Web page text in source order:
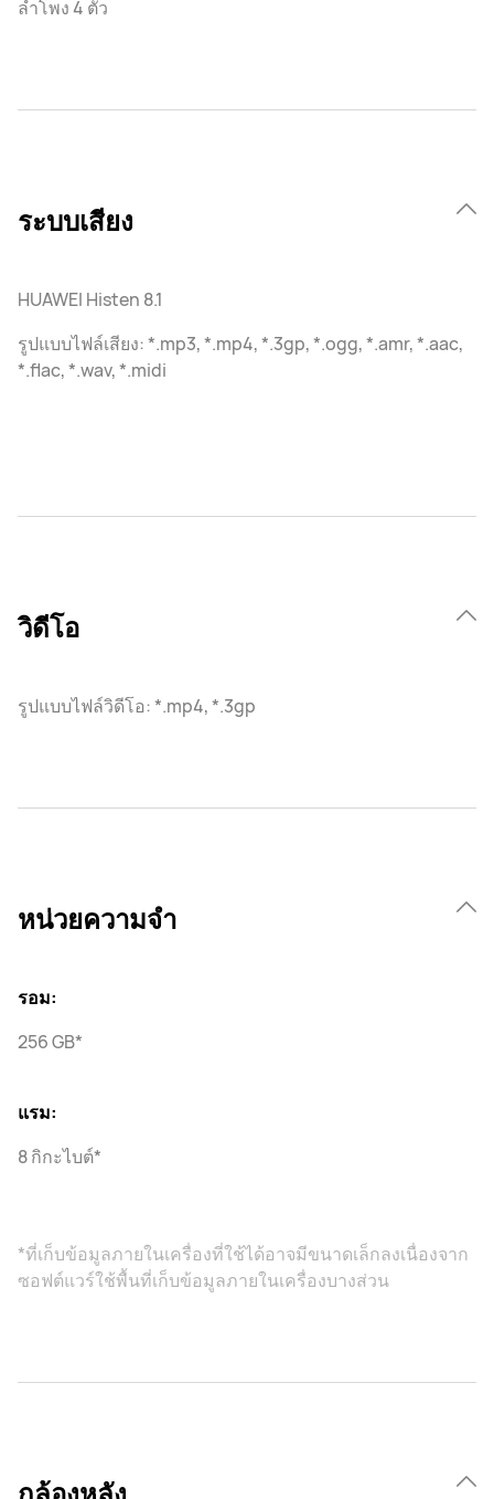
ลําโพง 4 ตัว
ระบบเสียง
HUAWEI Histen 8.1
รูปแบบไฟล์เสียง: *.mp3, *.mp4, *.3gp, *.ogg, *.amr, *.aac,
*.flac, *.wav, *.midi
วิดีโอ
รูปแบบไฟล์วิดีโอ: *.mp4, *.3gp
หน่วยความจำ
รอม:
256 GB*
แรม:
8 กิกะไบต์*
*ที่เก็บข้อมูลภายในเครื่องที่ใช้ได้อาจมีขนาดเล็กลงเนื่องจาก
ซอฟต์แวร์ใช้พื้นที่เก็บข้อมูลภายในเครื่องบางส่วน